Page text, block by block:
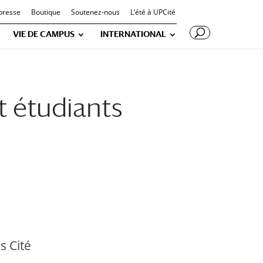
Boutique Soutenez-nous L’été à UPCité
VIE DE CAMPUS INTERNATIONAL
étudiants
Cité